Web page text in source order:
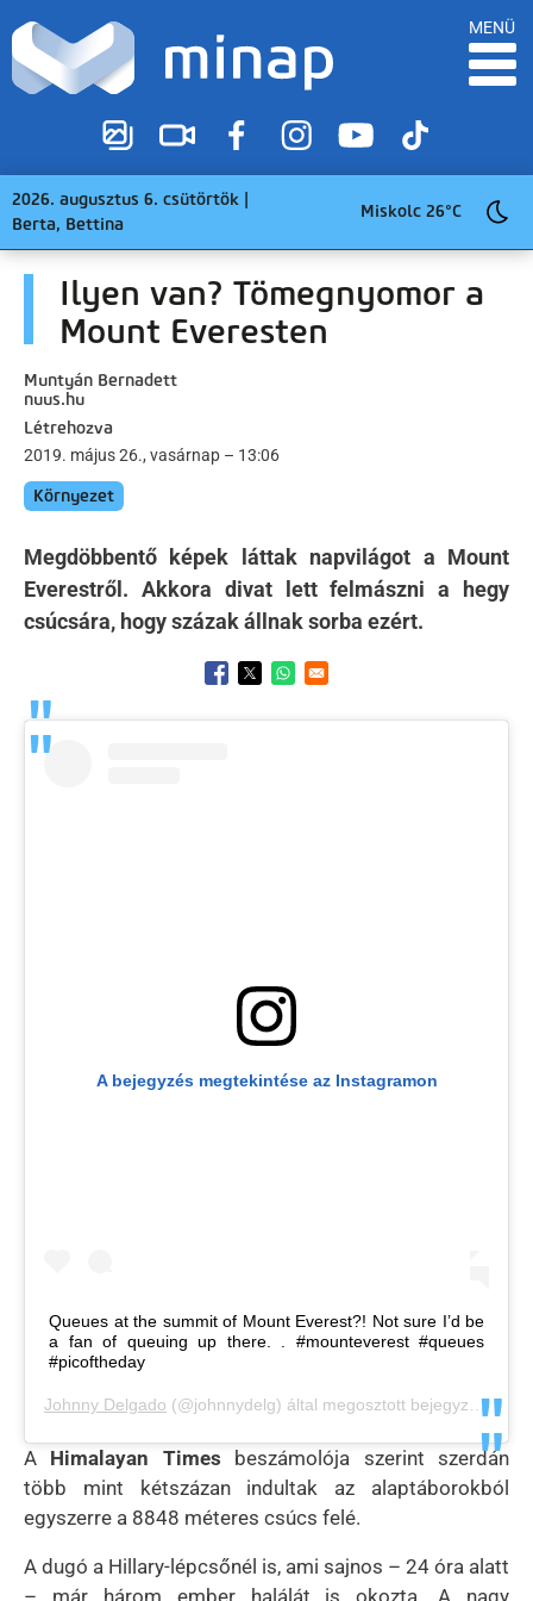
MENÜ
2026. augusztus 6. csütörtök |
Berta, Bettina
Miskolc 26°C
Ilyen van? Tömegnyomor a
Mount Everesten
Muntyán Bernadett
nuus.hu
Létrehozva
2019. május 26., vasárnap – 13:06
Környezet
Megdöbbentő képek láttak napvilágot a Mount
Everestről. Akkora divat lett felmászni a hegy
csúcsára, hogy százak állnak sorba ezért.
Opens in a new window
Opens in a new window
Opens in a new window
A bejegyzés megtekintése az Instagramon
Queues at the summit of Mount Everest?! Not sure I’d be
a fan of queuing up there. . #mounteverest #queues
#picoftheday
Johnny Delgado (@johnnydelg) által megosztott bejegyzés, Máj
A Himalayan Times beszámolója szerint szerdán
több mint kétszázan indultak az alaptáborokból
egyszerre a 8848 méteres csúcs felé.
A dugó a Hillary-lépcsőnél is, ami sajnos – 24 óra alatt